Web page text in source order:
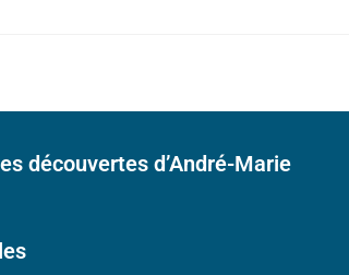
découvertes d’André-Marie